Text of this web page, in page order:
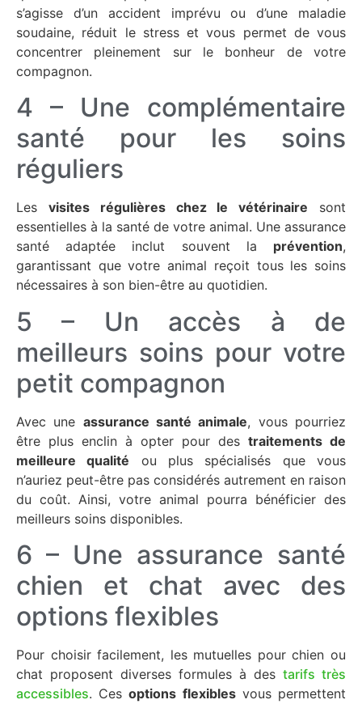
s’agisse d’un accident imprévu ou d’une maladie
soudaine, réduit le stress et vous permet de vous
concentrer pleinement sur le bonheur de votre
compagnon.
4 – Une complémentaire
santé pour les soins
réguliers
Les visites régulières chez le vétérinaire sont
essentielles à la santé de votre animal. Une assurance
santé adaptée inclut souvent la prévention,
garantissant que votre animal reçoit tous les soins
nécessaires à son bien-être au quotidien.
5 – Un accès à de
meilleurs soins pour votre
petit compagnon
Avec une assurance santé animale, vous pourriez
être plus enclin à opter pour des traitements de
meilleure qualité ou plus spécialisés que vous
n’auriez peut-être pas considérés autrement en raison
du coût. Ainsi, votre animal pourra bénéficier des
meilleurs soins disponibles.
6 – Une assurance santé
chien et chat avec des
options flexibles
Pour choisir facilement, les mutuelles pour chien ou
chat proposent diverses formules à des tarifs très
accessibles. Cesoptions flexiblesvous permettent